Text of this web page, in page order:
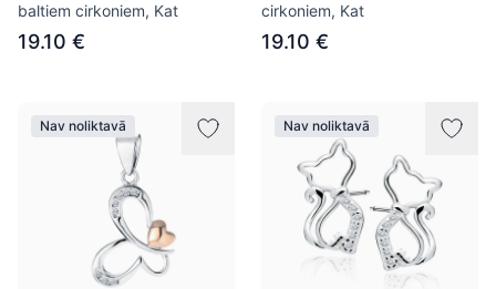
baltiem cirkoniem, Kat
19.10 €
cirkoniem, Kat
19.10 €
Nav noliktavā Nav noliktavā